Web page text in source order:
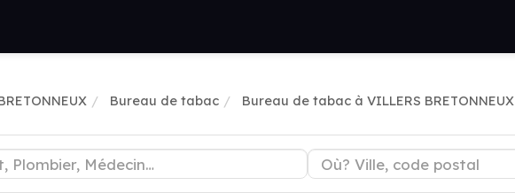
Bureau de tabac Bureau de tabac à VILLERS BRETONNEUX